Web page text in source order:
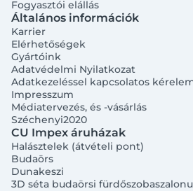
Fogyasztói elállás
Általános információk
Karrier
Elérhetőségek
Gyártóink
Adatvédelmi Nyilatkozat
Adatkezeléssel kapcsolatos
Impresszum
Médiatervezés, és -vásárlás
Széchenyi2020
CU Impex áruházak
Halásztelek (átvételi pont)
Budaörs
Dunakeszi
3D séta budaörsi